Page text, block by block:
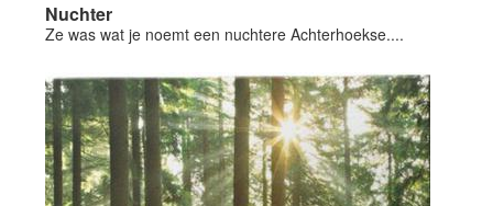
Nuchter
Ze was wat je noemt een nuchtere Achterhoekse....